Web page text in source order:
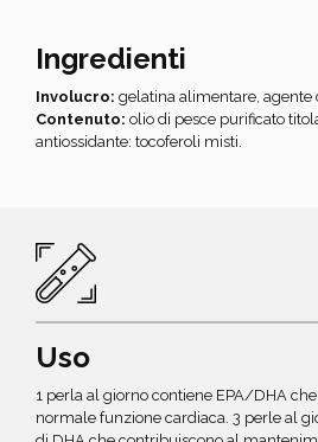
Ingredienti
Involucro: gelatina alimentare, agente
Contenuto: olio di pesce purificato
antiossidante: tocoferoli misti.
Uso
1 perla al giorno contiene EPA/DHA
normale funzione cardiaca. 3 perle al